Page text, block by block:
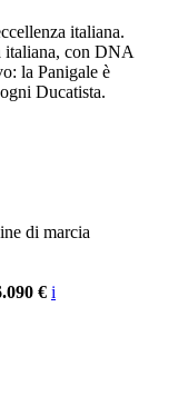
italiana.
italiana, con DNA
la Panigale è
Ducatista.
di marcia
€ i